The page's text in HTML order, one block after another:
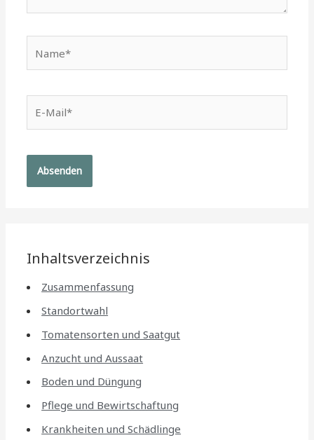
Mail*
Inhaltsverzeichnis
Zusammenfassung
Standortwahl
Tomatensorten und Saatgut
Anzucht und Aussaat
Boden und Düngung
Pflege und Bewirtschaftung
Krankheiten und Schädlinge